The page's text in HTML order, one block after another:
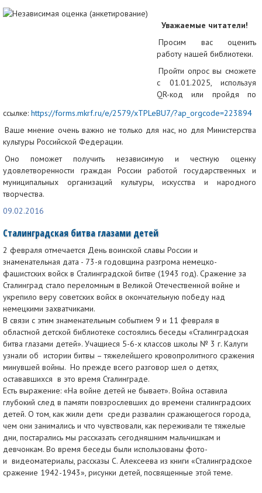
Уважаемые читатели!
Просим вас оценить
работу нашей библиотеки.
Пройти опрос вы сможете
с 01.01.2025, используя
QR-код или пройдя по
ссылке: https://forms.mkrf.ru/e/2579/xTPLeBU7/?ap_orgcode=223894
Ваше мнение очень важно не только для нас, но для Министерства
культуры Российской Федерации.
Оно поможет получить независимую и честную оценку
удовлетворенности граждан России работой государственных и
муниципальных организаций культуры, искусства и народного
творчества.
09.02.2016
Сталинградская битва глазами детей
2 февраля отмечается День воинской славы России и
знаменательная дата - 73-я годовщина разгрома немецко-
фашистских войск в Сталинградской битве (1943 год). Сражение за
Сталинград стало переломным в Великой Отечественной войне и
укрепило веру советских войск в окончательную победу над
немецкими захватчиками.
В связи с этим знаменательным событием 9 и 11 февраля в
областной детской библиотеке состоялись беседы «Сталинградская
битва глазами детей». Учащиеся 5-6-х классов школы № 3 г. Калуги
узнали об истории битвы – тяжелейшего кровопролитного сражения
минувшей войны. Но прежде всего разговор шел о детях,
остававшихся в это время Сталинграде.
Есть выражение: «На войне детей не бывает». Война оставила
глубокий след в памяти повзрослевших до времени сталинградских
детей. О том, как жили дети среди развалин сражающегося города,
чем они занимались и что чувствовали, как переживали те тяжелые
дни, постарались мы рассказать сегодняшним мальчишкам и
девчонкам. Во время беседы были использованы фото-
и видеоматериалы, рассказы С. Алексеева из книги «Сталинградское
сражение 1942-1943», рисунки детей, посвященные этой теме.